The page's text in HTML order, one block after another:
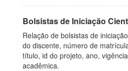
Bolsistas de Iniciação
Relação de bolsistas de
do discente, número de
título, id do projeto, ano,
acadêmica.